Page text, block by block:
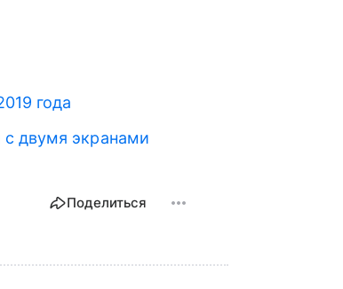
года
с двумя экранами
Поделиться